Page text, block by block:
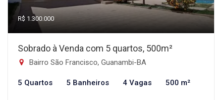
R$ 1.300.000
Sobrado à Venda com 5 quartos, 500m²
Bairro São Francisco, Guanambi-BA
5 Quartos 5 Banheiros 4 Vagas 500 m²